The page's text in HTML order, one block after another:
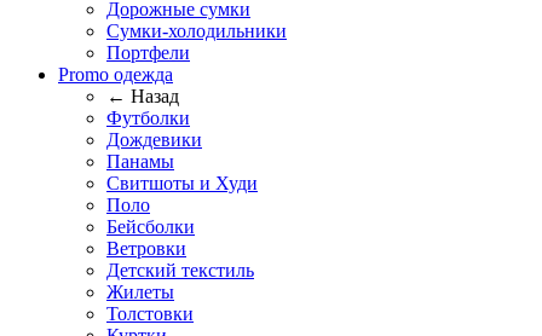
Дорожные сумки
Сумки-холодильники
Портфели
Promo одежда
← Назад
Футболки
Дождевики
Панамы
Свитшоты и Худи
Поло
Бейсболки
Ветровки
Детский текстиль
Жилеты
Толстовки